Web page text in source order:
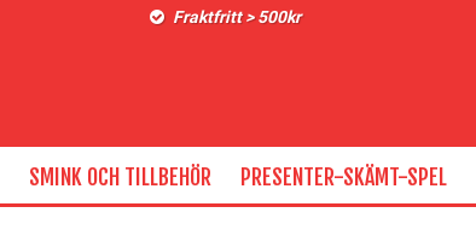
Fraktfritt > 500kr
SMINK OCH TILLBEHÖR PRESENTER-SKÄMT-SPEL